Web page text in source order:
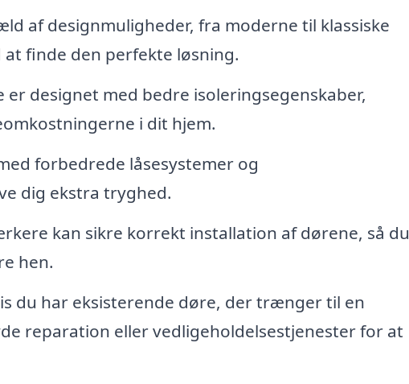
af designmuligheder, fra moderne til klassiske
finde den perfekte løsning.
er designet med bedre isoleringsegenskaber,
i dit hjem.
forbedrede låsesystemer og
dig ekstra tryghed.
kan sikre korrekt installation af dørene, så du
hen.
du har eksisterende døre, der trænger til en
reparation eller vedligeholdelsestjenester for at